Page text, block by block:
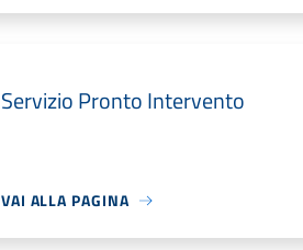
Servizio Pronto Intervento
VAI ALLA PAGINA